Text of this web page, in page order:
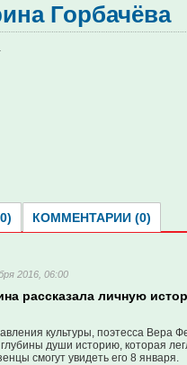
Горбачёва
КОММЕНТАРИИ (0)
2016, 06:00
рассказала личную
культуры, поэтесса Вера
души историю, которая
смогут увидеть его 8 января.